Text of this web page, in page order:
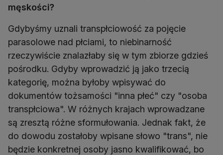
męskości?
Gdybyśmy uznali transpłciowość za pojęcie
parasolowe nad płciami, to niebinarność
rzeczywiście znalazłaby się w tym zbiorze gdzieś
pośrodku. Gdyby wprowadzić ją jako trzecią
kategorię, można byłoby wpisywać do
dokumentów tożsamości "inna płeć" czy "osoba
transpłciowa". W różnych krajach wprowadzane
są zresztą różne sformułowania. Jednak fakt, że
do dowodu zostałoby wpisane słowo "trans", nie
będzie konkretnej osoby jasno kwalifikować, bo